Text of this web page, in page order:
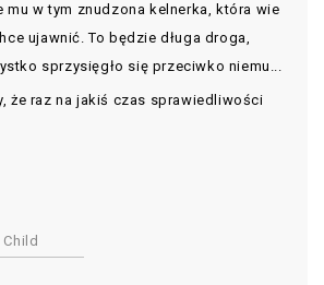
mu w tym znudzona kelnerka, która wie
ujawnić. To będzie długa droga,
sprzysięgło się przeciwko niemu...
że raz na jakiś czas sprawiedliwości
Child